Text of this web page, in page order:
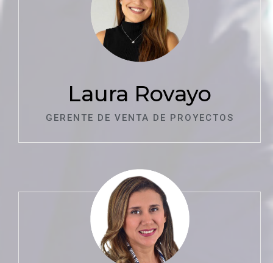
Laura Rovayo
GERENTE DE VENTA DE PROYECTOS